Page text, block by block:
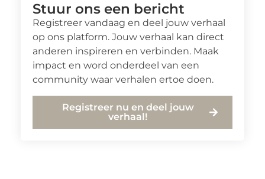
Stuur ons een bericht
Registreer vandaag en deel jouw verhaal
op ons platform. Jouw verhaal kan direct
anderen inspireren en verbinden. Maak
impact en word onderdeel van een
community waar verhalen ertoe doen.
Registreer nu en deel jouw
verhaal!